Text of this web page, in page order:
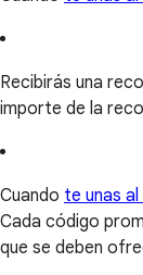
Recibirás una
importe de la
Cuando te unas
Cada código
que se deben